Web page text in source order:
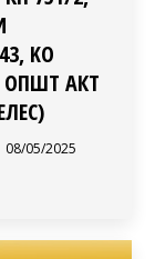
KO
ОПШТ АКТ
08/05/2025